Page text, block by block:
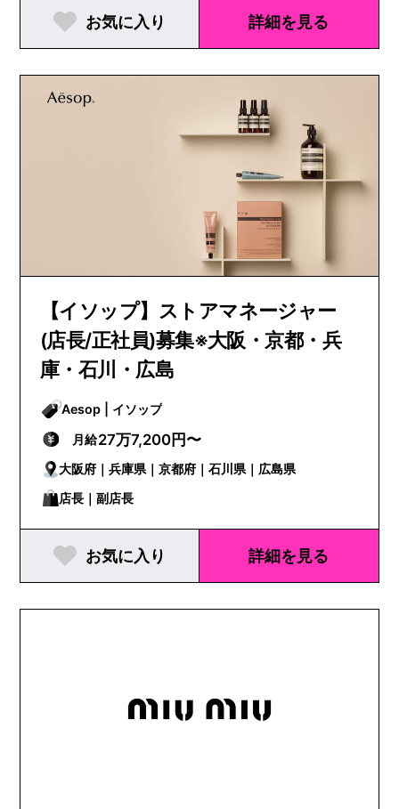
お気に入り 詳細を見る
【イソップ】ストアマネージャー
(店長/正社員)募集※大阪・京都・兵
庫・石川・広島
Aesop | イソップ
月給27万7,200円〜
大阪府｜兵庫県｜京都府｜石川県｜広島県
店長｜副店長
お気に入り 詳細を見る